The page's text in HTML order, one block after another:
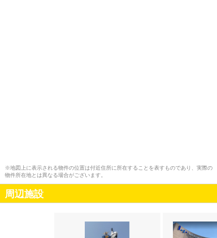
※地図上に表示される物件の位置は付近住所に所在することを表すものであり、実際の
物件所在地とは異なる場合がございます。
周辺施設